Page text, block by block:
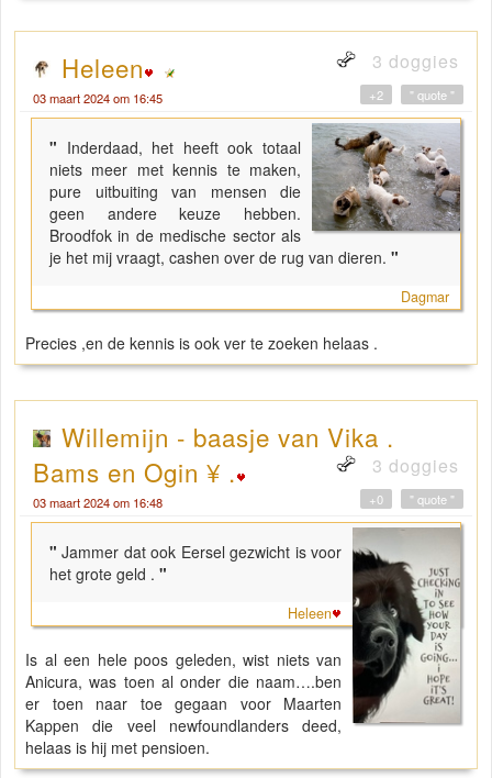
Heleen 3 doggies
03 maart 2024 om 16:45 " quote "
+2
" Inderdaad, het heeft ook totaal
niets meer met kennis te maken,
pure uitbuiting van mensen die
geen andere keuze hebben.
Broodfok in de medische sector als
je het mij vraagt, cashen over de rug van dieren. "
Dagmar
Precies ,en de kennis is ook ver te zoeken helaas .
Willemijn - baasje van Vika .
Bams en Ogin ¥ .
3 doggies
03 maart 2024 om 16:48 " quote "
+0
"Jammer dat ook Eersel gezwicht is voor
het grote geld . "
Heleen
Is al een hele poos geleden, wist niets van
Anicura, was toen al onder die naam….ben
er toen naar toe gegaan voor Maarten
Kappen die veel newfoundlanders deed,
helaas is hij met pensioen.